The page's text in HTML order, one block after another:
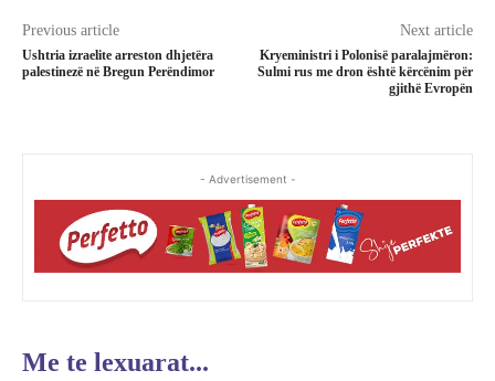
Previous article
Ushtria izraelite arreston dhjetëra
palestinezë në Bregun Perëndimor
Next article
Kryeministri i Polonisë paralajmëron:
Sulmi rus me dron është kërcënim për
gjithë Evropën
- Advertisement -
Me te lexuarat...